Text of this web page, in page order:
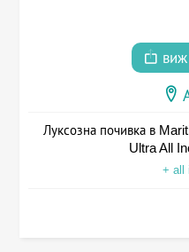
Луксозна почивка в
Ultra All
+ all